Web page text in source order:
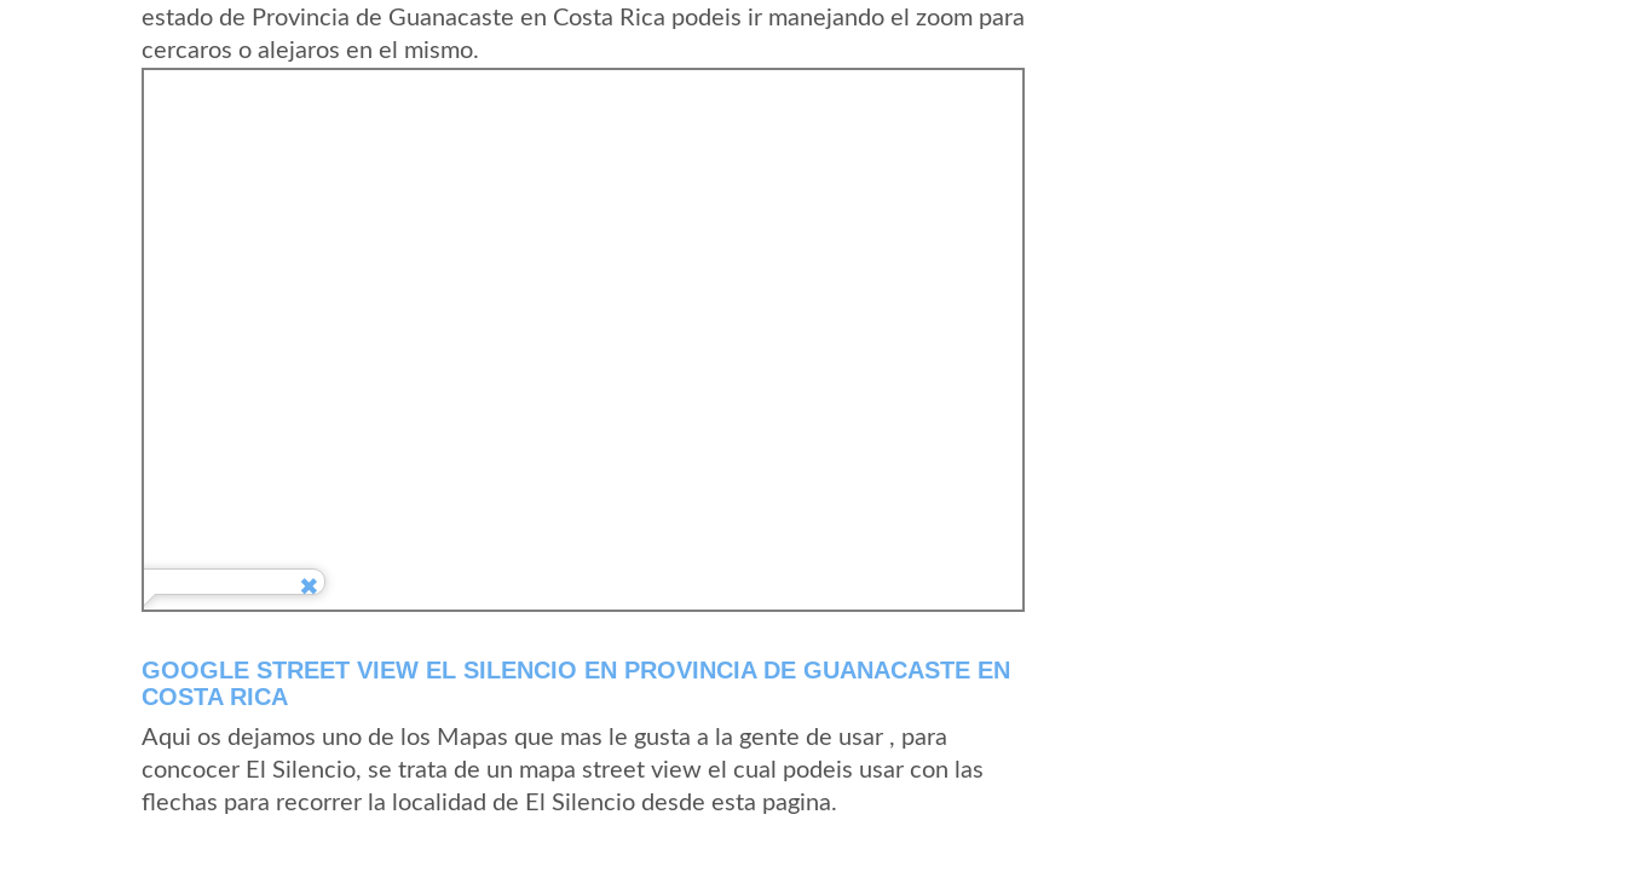
estado de Provincia de Guanacaste en Costa Rica podeis ir manejando el zoom para
cercaros o alejaros en el mismo.
GOOGLE STREET VIEW EL SILENCIO EN PROVINCIA DE GUANACASTE EN
COSTA RICA
Aqui os dejamos uno de los Mapas que mas le gusta a la gente de usar , para
concocer El Silencio, se trata de un mapa street view el cual podeis usar con las
flechas para recorrer la localidad de El Silencio desde esta pagina.